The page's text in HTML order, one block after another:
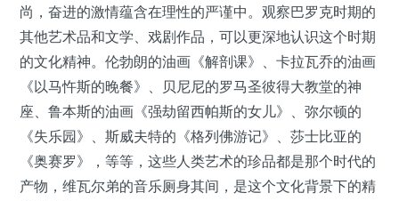
尚，奋进的激情蕴含在理性的严谨中。观察巴罗克时期的
其他艺术品和文学、戏剧作品，可以更深地认识这个时期
的文化精神。伦勃朗的油画《解剖课》、卡拉瓦乔的油画
《以马忤斯的晚餐》、贝尼尼的罗马圣彼得大教堂的神
座、鲁本斯的油画《强劫留西帕斯的女儿》、弥尔顿的
《失乐园》、斯威夫特的《格列佛游记》、莎士比亚的
《奥赛罗》，等等，这些人类艺术的珍品都是那个时代的
产物，维瓦尔弟的音乐厕身其间，是这个文化背景下的精